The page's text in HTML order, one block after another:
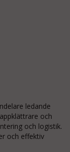
ledande
och
och logistik.
och effektiv